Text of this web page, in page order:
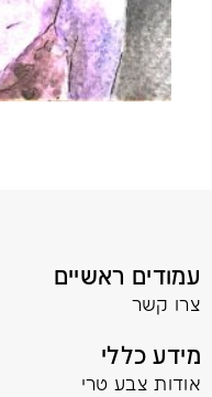
עמודים ראשיים
צרו קשר
מידע כללי
אודות צבע טרי